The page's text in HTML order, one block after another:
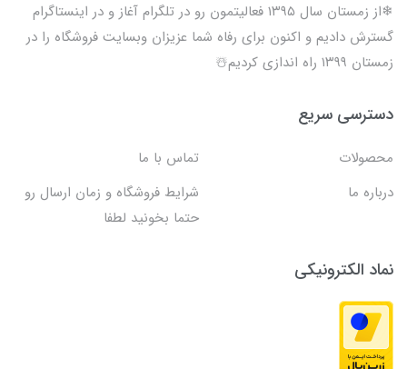
❄از زمستان سال ۱۳۹۵ فعالیتمون رو در تلگرام آغاز و در اینستاگرام
گسترش دادیم و اکنون برای رفاه شما عزیزان وبسایت فروشگاه را در
زمستان ۱۳۹۹ راه اندازی کردیم☃️
دسترسی سریع
محصولات
تماس با ما
درباره ما
شرایط فروشگاه و زمان ارسال رو
حتما بخونید لطفا
نماد الکترونیکی